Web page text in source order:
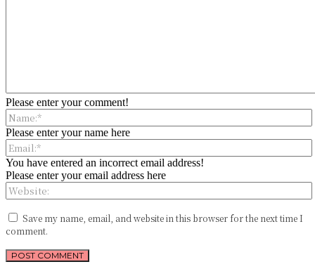
Please enter your comment!
Please enter your name here
You have entered an incorrect email address!
Please enter your email address here
Save my name, email, and website in this browser for the next time I
comment.